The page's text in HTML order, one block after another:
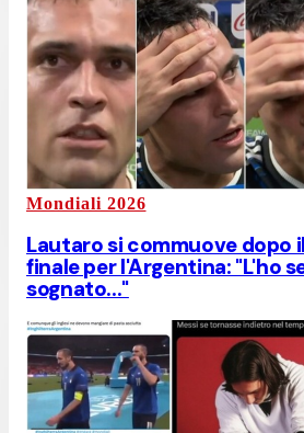
Mondiali 2026
Lautaro si commuove dopo
finale per l'Argentina: "L'ho
sognato..."